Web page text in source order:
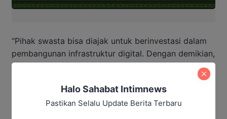
“Pihak swasta bisa diajak untuk berinvestasi dalam
pembangunan infrastruktur digital. Dengan demikian,
seluruh masyarakat bisa menikmati manfaat dari
Lebih lanjut, Hasrat menyampaikan bahwa
Halo Sahabat Intimnews
Pastikan Selalu Update Berita Terbaru